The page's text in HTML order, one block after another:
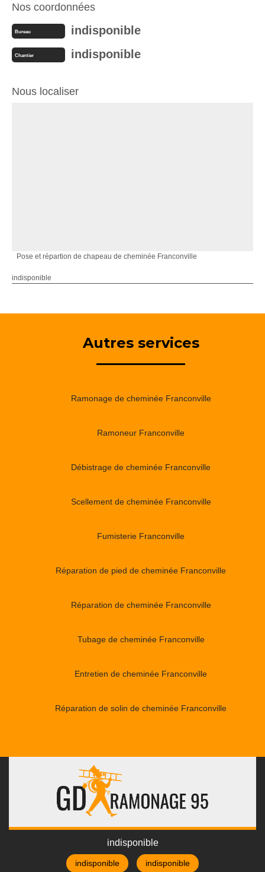
Nos coordonnées
Bureau indisponible
Chantier indisponible
Nous localiser
Pose et répartion de chapeau de cheminée Franconville
indisponible
Autres services
Ramonage de cheminée Franconville
Ramoneur Franconville
Débistrage de cheminée Franconville
Scellement de cheminée Franconville
Fumisterie Franconville
Réparation de pied de cheminée Franconville
Réparation de cheminée Franconville
Tubage de cheminée Franconville
Entretien de cheminée Franconville
Réparation de solin de cheminée Franconville
indisponible
indisponible indisponible